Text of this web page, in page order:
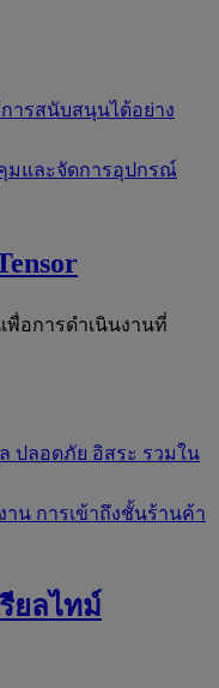
ารสนับสนุนได้อย่าง
มและจัดการอุปกรณ์
พื่อการดำเนินงานที่
ปลอดภัย อิสระ รวมใน
าน การเข้าถึงชั้นร้านค้า
ยลไทม์